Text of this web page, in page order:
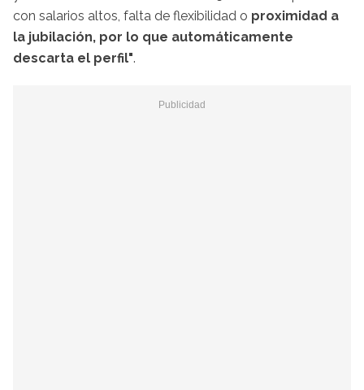
con salarios altos, falta de flexibilidad o proximidad a
la jubilación, por lo que automáticamente
descarta el perfil".